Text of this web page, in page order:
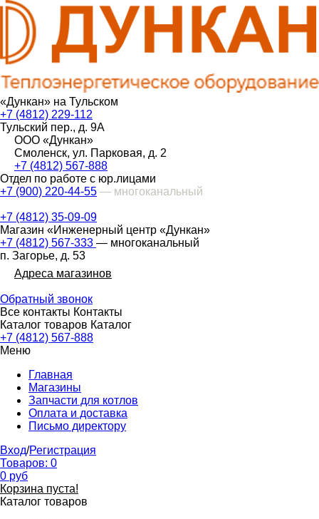
«Дункан» на Тульском
+7 (4812) 229-112
Тульский пер., д. 9А
ООО «Дункан»
Смоленск, ул. Парковая, д. 2
+7 (4812) 567-888
Отдел по работе с юр.лицами
+7 (900) 220-44-55 — многоканальный
+7 (4812) 35-09-09
Магазин «Инженерный центр «Дункан»
+7 (4812) 567-333 — многоканальный
п. Загорье, д. 53
Адреса магазинов
Обратный звонок
Все контакты Контакты
Каталог товаров Каталог
+7 (4812) 567-888
Меню
Главная
Магазины
Запчасти для котлов
Оплата и доставка
Письмо директору
Вход/Регистрация
Товаров: 0
0 руб
Корзина пуста!
Каталог товаров